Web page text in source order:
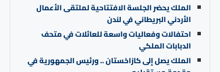
الملك يحضر الجلسة الافتتاحية لملتقى الأعمال
الأردني البريطاني في لندن
احتفالات وفعاليات واسعة للعائلات في متحف
الدبابات الملكي
الملك يصل إلى كازاخستان .. ورئيس الجمهورية في